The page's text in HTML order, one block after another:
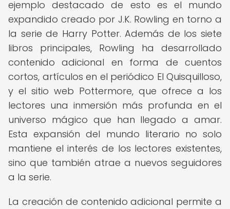
ejemplo destacado de esto es el mundo
expandido creado por J.K. Rowling en torno a
la serie de Harry Potter. Además de los siete
libros principales, Rowling ha desarrollado
contenido adicional en forma de cuentos
cortos, artículos en el periódico El Quisquilloso,
y el sitio web Pottermore, que ofrece a los
lectores una inmersión más profunda en el
universo mágico que han llegado a amar.
Esta expansión del mundo literario no solo
mantiene el interés de los lectores existentes,
sino que también atrae a nuevos seguidores
a la serie.
La creación de contenido adicional permite a